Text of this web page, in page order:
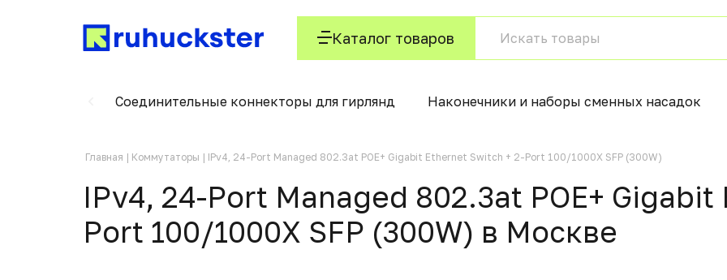
Каталог товаров
Соединительные коннекторы для гирлянд Наконечники и наборы сменных насадок
Главная Коммутаторы IPv4, 24-Port Managed 802.3at POE+ Gigabit Ethernet Switch + 2-Port 100/1000X SFP (300W)
IPv4, 24-Port Managed 802.3at POE+
Port 100/1000X SFP (300W) в Москвe